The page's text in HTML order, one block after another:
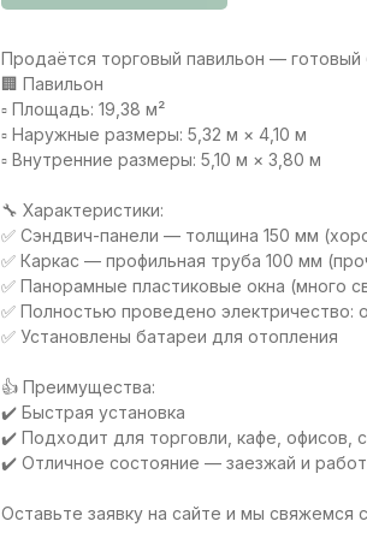
Продаётся торговый павильон — готовый
🏢 Павильон
▫️ Площадь: 19,38 м²
▫️ Наружные размеры: 5,32 м × 4,10 м
▫️ Внутренние размеры: 5,10 м × 3,80 м
🔧 Характеристики:
✅ Сэндвич-панели — толщина 150 мм
✅ Каркас — профильная труба 100 мм
✅ Панорамные пластиковые окна (много
✅ Полностью проведено электричество:
✅ Установлены батареи для отопления
👍 Преимущества:
✔️ Быстрая установка
✔️ Подходит для торговли, кафе, офисов,
✔️ Отличное состояние — заезжай и
Оставьте заявку на сайте и мы свяжемся